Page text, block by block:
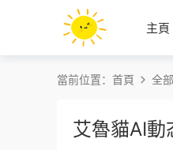
主頁
當前位置： 首頁 全
艾魯貓AI